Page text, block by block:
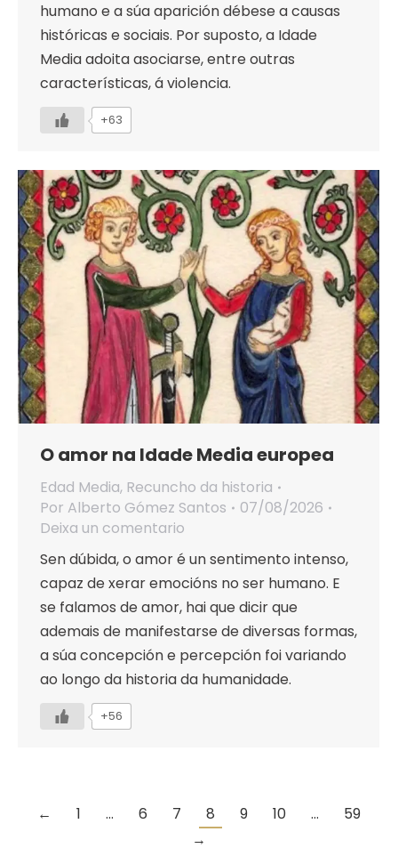
humano e a súa aparición débese a causas
históricas e sociais. Por suposto, a Idade
Media adoita asociarse, entre outras
características, á violencia.
+63
O amor na Idade Media europea
Edad Media, Recuncho da historia
Por Alberto Gómez Santos
07/08/2026
Deixa un comentario
Sen dúbida, o amor é un sentimento intenso,
capaz de xerar emocións no ser humano. E
se falamos de amor, hai que dicir que
ademais de manifestarse de diversas formas,
a súa concepción e percepción foi variando
ao longo da historia da humanidade.
+56
← 1 … 6 7 8 9 10 …
59
→